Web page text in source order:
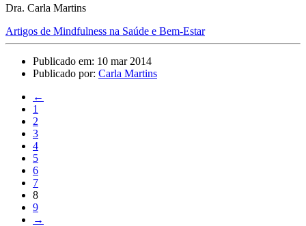
Dra. Carla Martins
Artigos de Mindfulness na Saúde e Bem-Estar
Publicado em: 10 mar 2014
Publicado por: Carla Martins
←
1
2
3
4
5
6
7
8
9
→